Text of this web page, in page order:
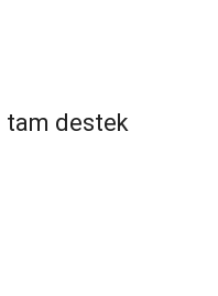
tam destek